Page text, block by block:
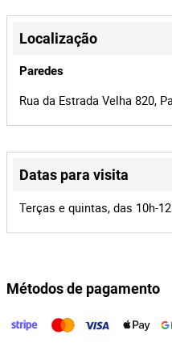
Referência 164537
Processo
Id do leilão
Id do lote 164537
+
−
Localização
Paredes
Rua da Estrada Velha 820,
Datas para visita
Terças e quintas, das 10h-
Métodos de pagamento